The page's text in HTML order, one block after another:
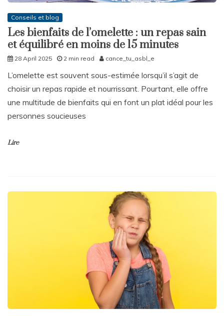
Conseils et blog
Les bienfaits de l’omelette : un repas sain
et équilibré en moins de 15 minutes
28 April 2025 2 min read cance_tu_asbl_e
L’omelette est souvent sous-estimée lorsqu’il s’agit de
choisir un repas rapide et nourrissant. Pourtant, elle offre
une multitude de bienfaits qui en font un plat idéal pour les
personnes soucieuses
Lire